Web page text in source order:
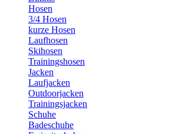
Hosen
3/4 Hosen
kurze Hosen
Laufhosen
Skihosen
Trainingshosen
Jacken
Laufjacken
Outdoorjacken
Trainingsjacken
Schuhe
Badeschuhe